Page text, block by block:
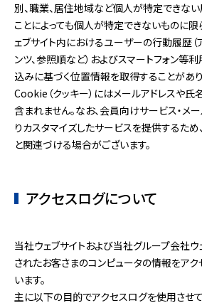
別、職業、居住地域など個人が特定できな
ことによっても個人が特定できないものに限
ェブサイト内におけるユーザーの行動履歴（
ンツ、参照順など）およびスマートフォン等
込みに基づく位置情報を取得することがあり
Cookie（クッキー）にはメールアドレスや
含まれません。なお、会員向けサービス・メ
りカスタマイズしたサービスを提供するた
と関連づける場合がございます。
アクセスログについて
当社ウェブサイトおよび当社グループ会社ウ
されたお客さまのコンピュータの情報をアク
います。
主に以下の目的でアクセスログを使用させて